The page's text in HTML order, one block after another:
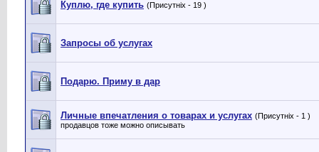
Куплю, где купить (Присутніх - 19 )
Запросы об услугах
Подарю. Приму в дар
Личные впечатления о товарах и услугах (Присутніх - 1 )
продавцов тоже можно описывать